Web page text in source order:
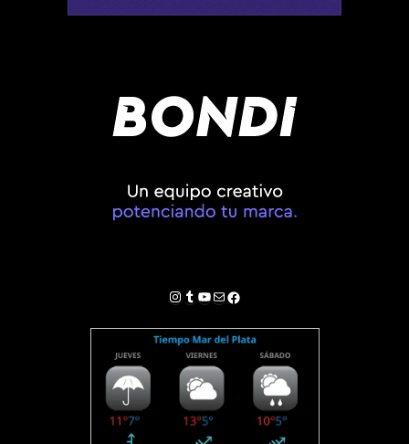
Instagram
Tumblr
YouTube
Correo electrónico
Facebook